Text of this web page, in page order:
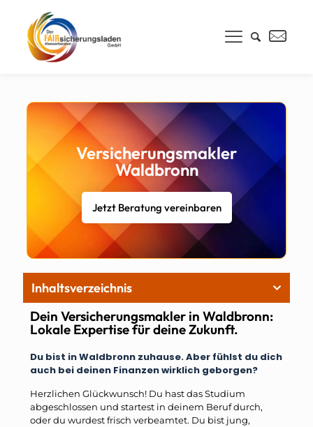
Versicherungsmakler
Waldbronn
Jetzt Beratung vereinbaren
Dein Versicherungsmakler in Waldbronn:
Lokale Expertise für deine Zukunft.
Du bist in Waldbronn zuhause. Aber fühlst du dich
auch bei deinen Finanzen wirklich geborgen?
Herzlichen Glückwunsch! Du hast das Studium
abgeschlossen und startest in deinem Beruf durch,
oder du wurdest frisch verbeamtet. Du bist jung,
Inhaltsverzeichnis